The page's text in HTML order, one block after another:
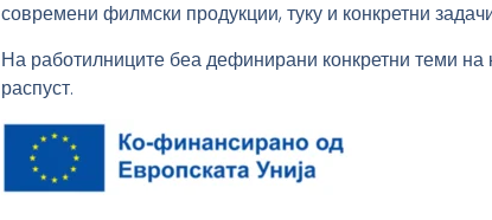
современи филмски продукции, туку и конкретни
На работилниците беа дефинирани конкретни теми на
распуст.